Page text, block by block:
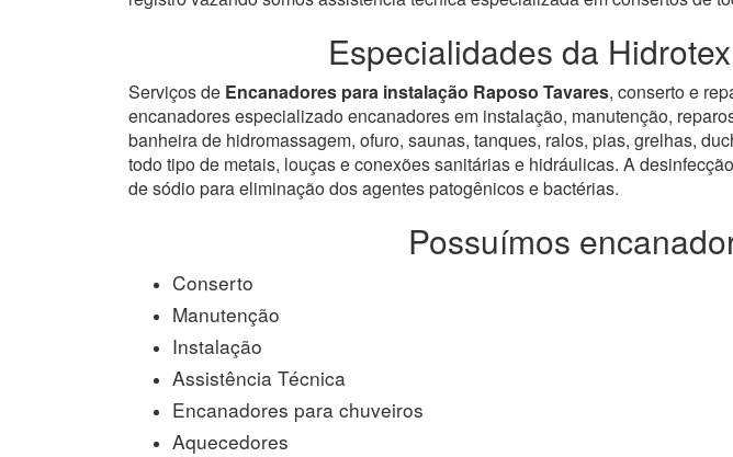
Especialidades da
Serviços de Encanadores para instalação Raposo Tavares, conserto e
encanadores especializado encanadores em instalação, manutenção,
banheira de hidromassagem, ofuro, saunas, tanques, ralos, pias, grelhas,
todo tipo de metais, louças e conexões sanitárias e hidráulicas. A
de sódio para eliminação dos agentes patogênicos e bactérias.
Possuímos
Conserto
Manutenção
Instalação
Assistência Técnica
Encanadores para chuveiros
Aquecedores